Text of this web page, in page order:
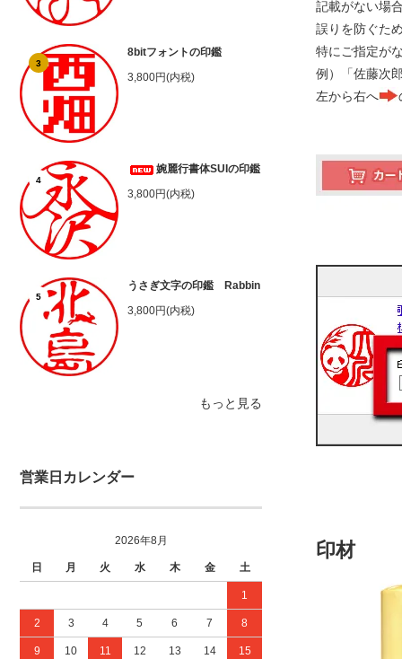
3
8bitフォントの印鑑
3,800円(内税)
4
婉麗行書体SUIの印鑑
3,800円(内税)
5
うさぎ文字の印鑑 Rabbin
3,800円(内税)
もっと見る
営業日カレンダー
2026年8月
日 月 火 水 木 金 土
1
2 3 4 5 6 7 8
9 10 11 12 13 14 15
記載がない場
誤りを防ぐた
特にご指定が
例）「佐藤次
左から右へ
印材